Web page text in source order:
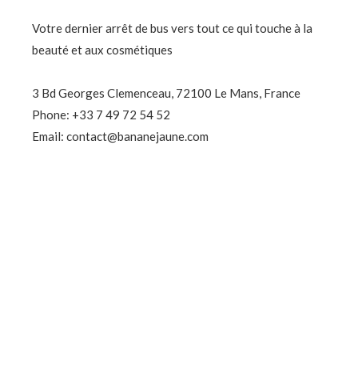
Votre dernier arrêt de bus vers tout ce qui touche à la
beauté et aux cosmétiques
3 Bd Georges Clemenceau, 72100 Le Mans, France
Phone: +33 7 49 72 54 52
Email: contact@bananejaune.com